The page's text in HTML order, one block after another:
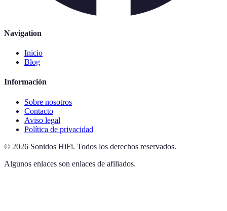
Navigation
Inicio
Blog
Información
Sobre nosotros
Contacto
Aviso legal
Política de privacidad
© 2026 Sonidos HiFi. Todos los derechos reservados.
Algunos enlaces son enlaces de afiliados.